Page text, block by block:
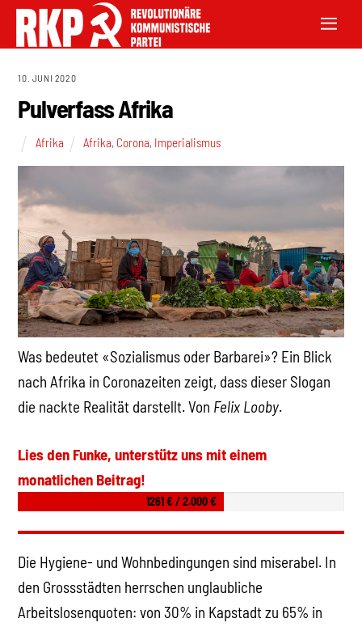
10. JUNI 2020
Pulverfass Afrika
Afrika Afrika, Corona, Imperialismus
Was bedeutet «Sozialismus oder Barbarei»? Ein Blick
nach Afrika in Coronazeiten zeigt, dass dieser Slogan
die nackte Realität darstellt. Von Felix Looby.
Lies den Funke, unterstütz uns mit einem
monatlichen Beitrag!
1261 € / 2.000 €
Die Hygiene- und Wohnbedingungen sind miserabel. In
den Grossstädten herrschen unglaubliche
Arbeitslosenquoten: von 30% in Kapstadt zu 65% in